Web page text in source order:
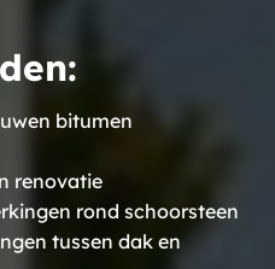
bitumen
renovatie
rond schoorsteen
tussen dak en